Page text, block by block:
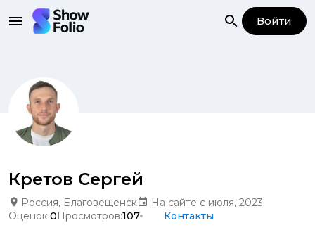
Войти
Кретов Сергей
Россия, Благовещенск
На сайте с июля, 2023
Оценок:0Просмотров:107 Контакты